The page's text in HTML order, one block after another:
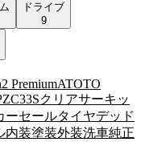
ドライブ
9
PremiumATOTO
ZC33Sクリアサーキッ
ーセールタイヤデッド
内装塗装外装洗車純正